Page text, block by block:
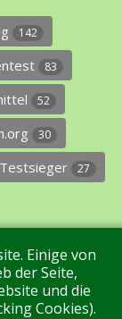
142
83
52
30
Testsieger 27
Einige von
der Seite,
und die
Cookies).